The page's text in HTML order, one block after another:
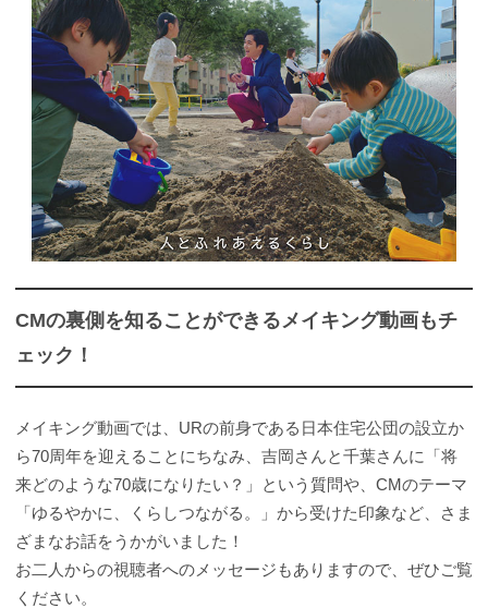
CMの裏側を知ることができるメイキング動画もチ
ェック！
メイキング動画では、URの前身である日本住宅公団の設立か
ら70周年を迎えることにちなみ、吉岡さんと千葉さんに「将
来どのような70歳になりたい？」という質問や、CMのテーマ
「ゆるやかに、くらしつながる。」から受けた印象など、さま
ざまなお話をうかがいました！
お二人からの視聴者へのメッセージもありますので、ぜひご覧
ください。